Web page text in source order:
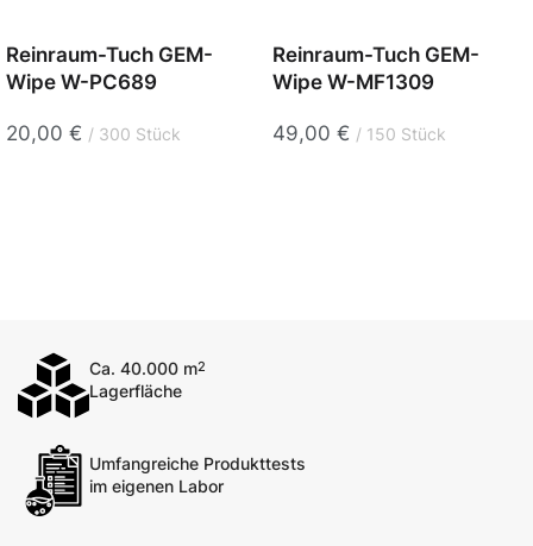
Reinraum-Tuch GEM-
Wipe W-PC689
20,00 € 300 Stück
Reinraum-Tuch GEM-
Wipe W-MF1309
49,00 € 150 Stück
Ca. 40.000 m2
Lagerfläche
Umfangreiche Produkttests
im eigenen Labor